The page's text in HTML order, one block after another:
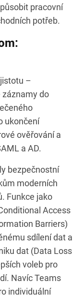
pracovní
potřeb.
–
záznamy do
ukončení
ověřování a
a AD.
bezpečnostní
moderních
Funkce jako
Access
Barriers)
sdílení dat a
dat (Data Loss
voleb pro
Navíc Teams
individuální